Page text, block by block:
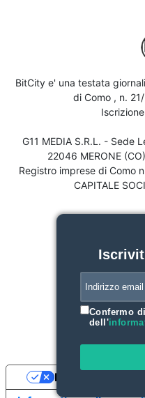
BitCity e' una testata
di Como , n.
G11 MEDIA S.R.L. - Sede
22046 MERONE
Registro imprese di Como
CAPITALE
Confermo
dell'
Le tue